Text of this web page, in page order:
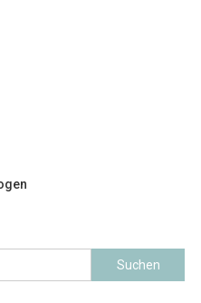
Suchen
nach: